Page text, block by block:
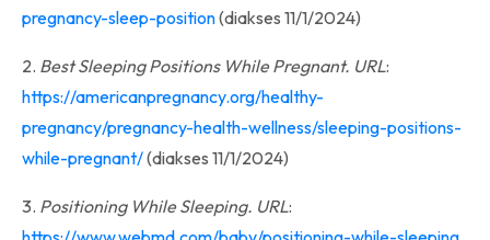
pregnancy-sleep-position(diakses 11/1/2024)
2. Best Sleeping Positions While Pregnant. URL:
https://americanpregnancy.org/healthy-
pregnancy/pregnancy-health-wellness/sleeping-positions-
while-pregnant/(diakses 11/1/2024)
3. Positioning While Sleeping. URL: